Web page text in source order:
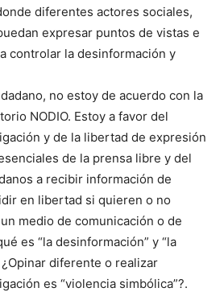
diferentes actores sociales,
expresar puntos de vistas e
controlar la desinformación y
no estoy de acuerdo con la
NODIO. Estoy a favor del
y de la libertad de expresión
de la prensa libre y del
a recibir información de
en libertad si quieren o no
medio de comunicación o de
es “la desinformación” y “la
diferente o realizar
es “violencia simbólica”?.